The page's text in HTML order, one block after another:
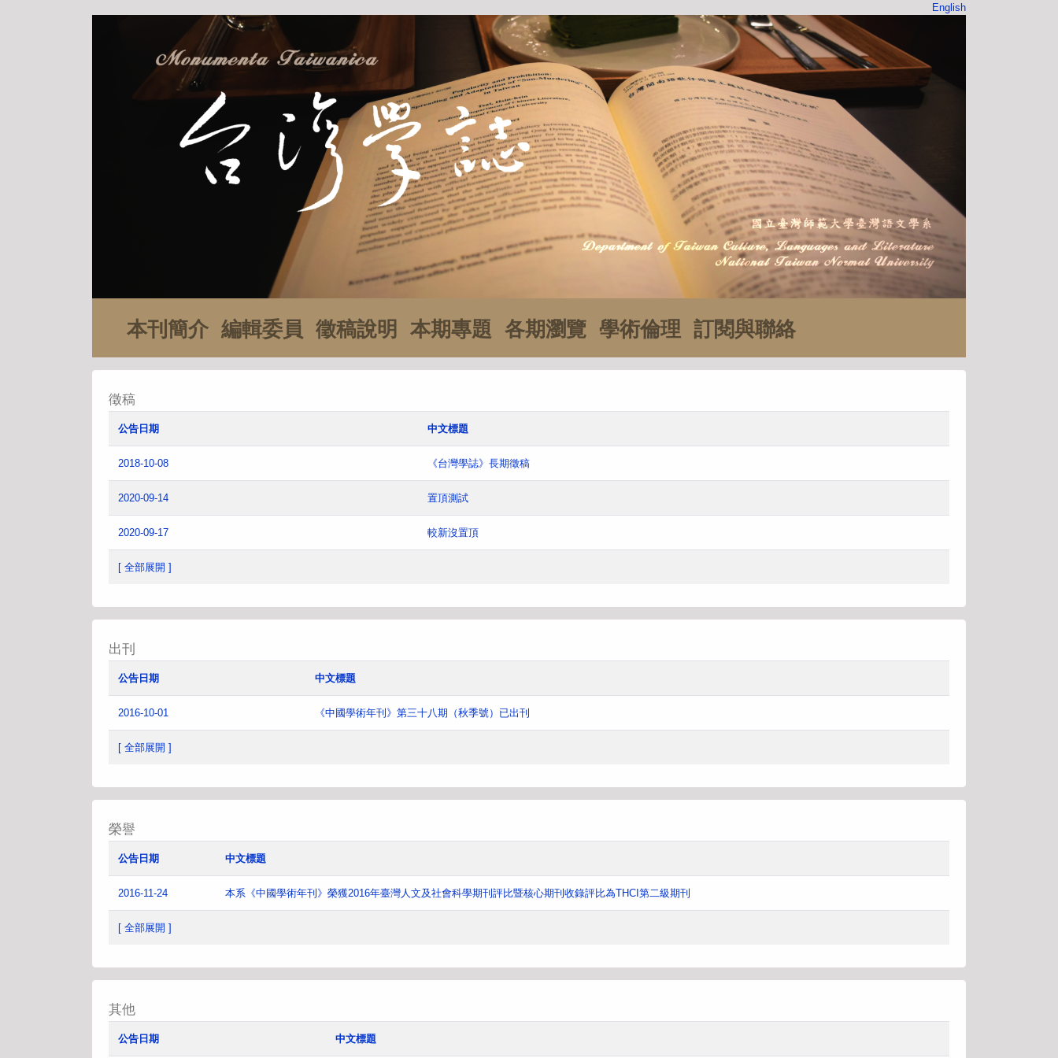
English
本刊簡介 編輯委員 徵稿說明 本期專題 各期瀏覽 學術倫理 訂閱與聯絡
徵稿
公告日期 中文標題
2018-10-08 《台灣學誌》長期徵稿
2020-09-14 置頂測試
2020-09-17 較新沒置頂
[ 全部展開 ]
出刊
公告日期 中文標題
2016-10-01 《中國學術年刊》第三十八期（秋季號）已出刊
[ 全部展開 ]
榮譽
公告日期 中文標題
2016-11-24 本系《中國學術年刊》榮獲2016年臺灣人文及社會科學期刊評比暨核心期刊收錄評比為THCI第二級期刊
[ 全部展開 ]
其他
公告日期 中文標題